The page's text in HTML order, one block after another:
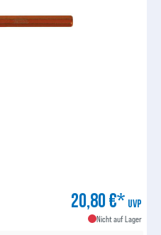
20,80 €* UVP
Nicht auf Lager